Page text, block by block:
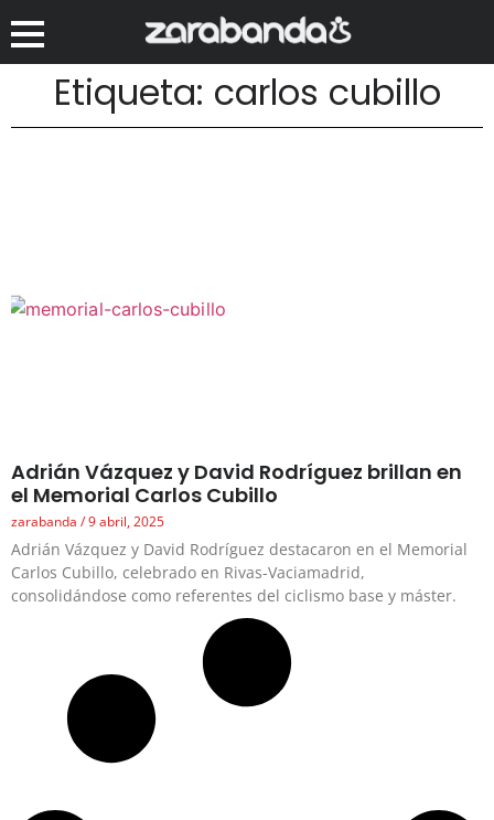
Etiqueta: carlos cubillo
Adrián Vázquez y David Rodríguez brillan en
el Memorial Carlos Cubillo
zarabanda 9 abril, 2025
Adrián Vázquez y David Rodríguez destacaron en el Memorial
Carlos Cubillo, celebrado en Rivas-Vaciamadrid,
consolidándose como referentes del ciclismo base y máster.